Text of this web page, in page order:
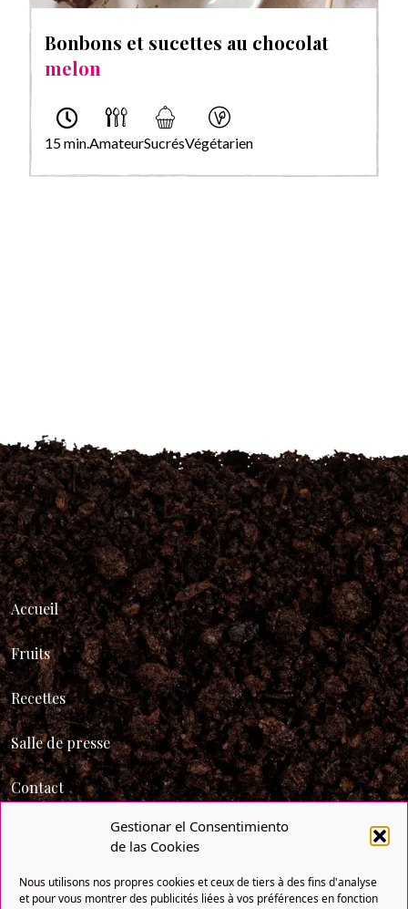
Gestionar el Consentimiento
de las Cookies
Nous utilisons nos propres cookies et ceux de tiers à des fins d'analyse
et pour vous montrer des publicités liées à vos préférences en fonction
Bonbons et sucettes au chocolat
melon
15 min. AmateurSucrésVégétarien
Accueil
Fruits
Recettes
Salle de presse
Contact